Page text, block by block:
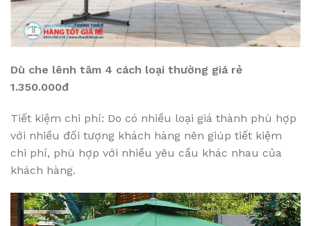
Dù che lênh tâm 4 cách loại thường giá rẻ
1.350.000đ
Tiết kiệm chi phí: Do có nhiều loại giá thành phù hợp
với nhiều đối tượng khách hàng nên giúp tiết kiệm
chi phí, phù hợp với nhiều yêu cầu khác nhau của
khách hàng.